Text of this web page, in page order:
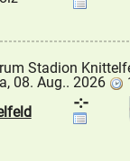
Stadion
08. Aug.. 2026
-:-